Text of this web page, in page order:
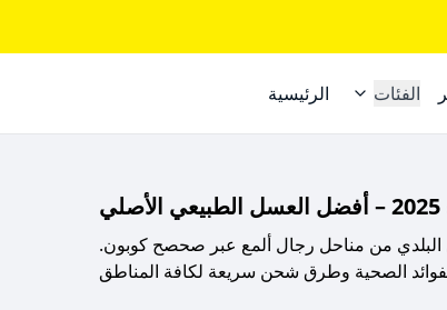
الرئيسية الفئات
من مناحل رجال ألمع عبر صحصح كوبون.